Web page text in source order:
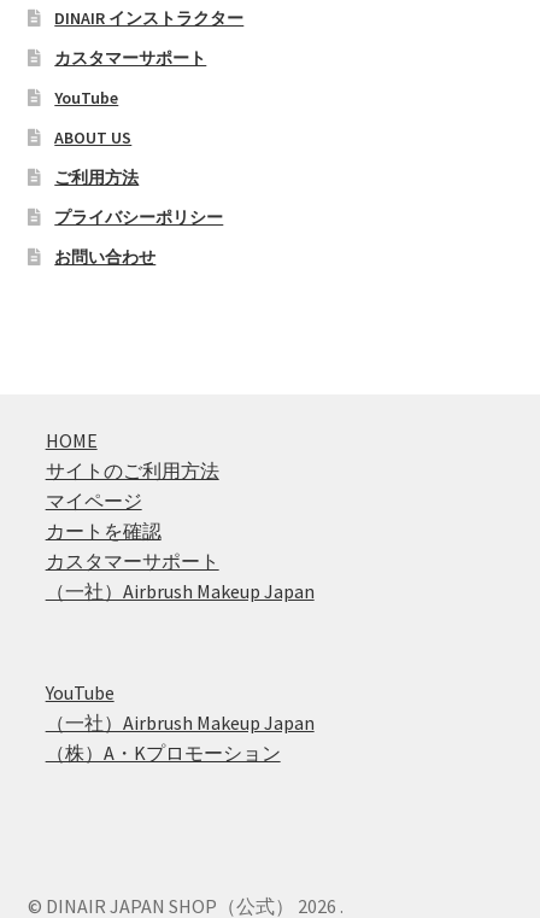
DINAIR インストラクター
カスタマーサポート
YouTube
ABOUT US
ご利用方法
プライバシーポリシー
お問い合わせ
HOME
サイトのご利用方法
マイページ
カートを確認
カスタマーサポート
（一社）Airbrush Makeup Japan
YouTube
（一社）Airbrush Makeup Japan
（株）A・Kプロモーション
© DINAIR JAPAN SHOP（公式） 2026 .